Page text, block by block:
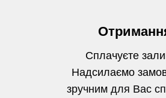
Сплачуєте
Надсилаємо
зручним для Вас